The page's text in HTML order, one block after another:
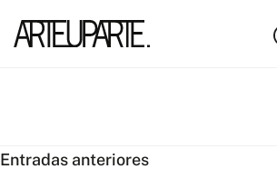
Navegación
Entradas anteriores